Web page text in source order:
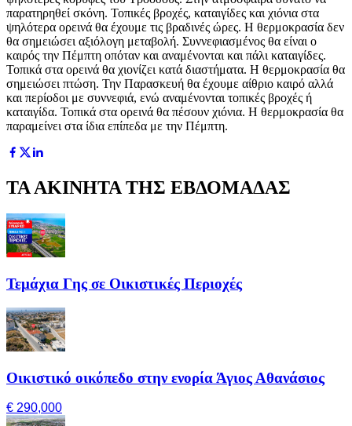
παρατηρηθεί σκόνη. Τοπικές βροχές, καταιγίδες και χιόνια στα
ψηλότερα ορεινά θα έχουμε τις βραδινές ώρες. Η θερμοκρασία δεν
θα σημειώσει αξιόλογη μεταβολή. Συννεφιασμένος θα είναι ο
καιρός την Πέμπτη οπόταν και αναμένονται και πάλι καταιγίδες.
Τοπικά στα ορεινά θα χιονίζει κατά διαστήματα. Η θερμοκρασία θα
σημειώσει πτώση. Την Παρασκευή θα έχουμε αίθριο καιρό αλλά
και περίοδοι με συννεφιά, ενώ αναμένονται τοπικές βροχές ή
καταιγίδα. Τοπικά στα ορεινά θα πέσουν χιόνια. Η θερμοκρασία θα
παραμείνει στα ίδια επίπεδα με την Πέμπτη.
ΤΑ ΑΚΙΝΗΤΑ ΤΗΣ ΕΒΔΟΜΑΔΑΣ
Τεμάχια Γης σε Οικιστικές Περιοχές
Οικιστικό οικόπεδο στην ενορία Άγιος Αθανάσιος
€ 290,000